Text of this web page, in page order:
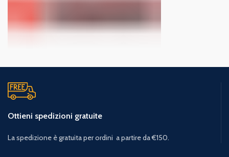
Ottieni spedizioni gratuite
La spedizione è gratuita per ordini a partire da €150.